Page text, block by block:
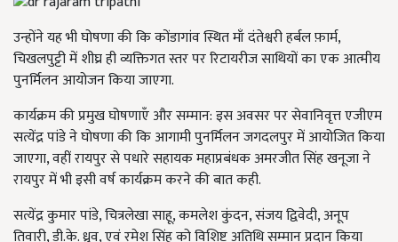
उन्होंने यह भी घोषणा की कि कोंडागांव स्थित माँ दंतेश्वरी हर्बल फ़ार्म,
चिखलपुट्टी में शीघ्र ही व्यक्तिगत स्तर पर रिटायरीज साथियों का एक आत्मीय
पुनर्मिलन आयोजन किया जाएगा.
कार्यक्रम की प्रमुख घोषणाएँ और सम्मान: इस अवसर पर सेवानिवृत्त एजीएम
सत्येंद्र पांडे ने घोषणा की कि आगामी पुनर्मिलन जगदलपुर में आयोजित किया
जाएगा, वहीं रायपुर से पधारे सहायक महाप्रबंधक अमरजीत सिंह खनूजा ने
रायपुर में भी इसी वर्ष कार्यक्रम करने की बात कही.
सत्येंद्र कुमार पांडे, चित्रलेखा साहू, कमलेश कुंदन, संजय द्विवेदी, अनूप
तिवारी, डी.के. ध्रुव, एवं रमेश सिंह को विशिष्ट अतिथि सम्मान प्रदान किया